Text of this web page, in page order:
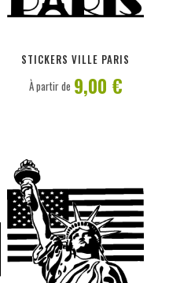
STICKERS VILLE PARIS
À partir de 9,00 €